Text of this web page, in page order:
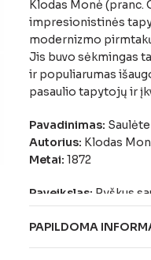
Klodas Monė (pranc.
impresionistinės
modernizmo
Jis buvo sėkmingas
ir populiarumas
pasaulio tapytojų ir
Pavadinimas:
Autorius: Klodas
Metai: 1872
Paveikslas: Ryškus
PAPILDOMA